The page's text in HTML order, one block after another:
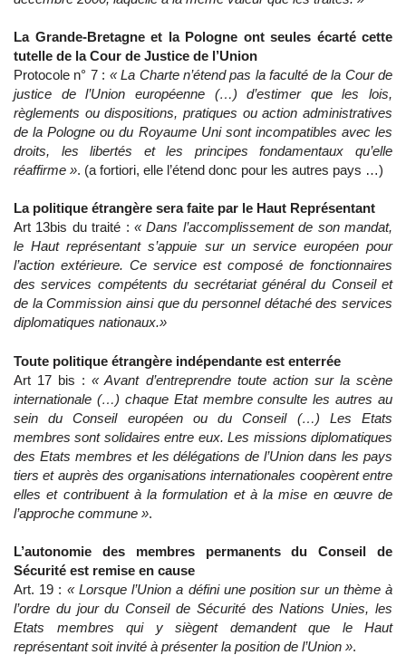
La Grande-Bretagne et la Pologne ont seules écarté cette
tutelle de la Cour de Justice de l’Union
Protocole n° 7 : « La Charte n’étend pas la faculté de la Cour de
justice de l’Union européenne (…) d’estimer que les lois,
règlements ou dispositions, pratiques ou action administratives
de la Pologne ou du Royaume Uni sont incompatibles avec les
droits, les libertés et les principes fondamentaux qu’elle
réaffirme ». (a fortiori, elle l’étend donc pour les autres pays …)
La politique étrangère sera faite par le Haut Représentant
Art 13bis du traité : « Dans l’accomplissement de son mandat,
le Haut représentant s’appuie sur un service européen pour
l’action extérieure. Ce service est composé de fonctionnaires
des services compétents du secrétariat général du Conseil et
de la Commission ainsi que du personnel détaché des services
diplomatiques nationaux.»
Toute politique étrangère indépendante est enterrée
Art 17 bis :« Avant d’entreprendre toute action sur la scène
internationale (…) chaque Etat membre consulte les autres au
sein du Conseil européen ou du Conseil (…) Les Etats
membres sont solidaires entre eux. Les missions diplomatiques
des Etats membres et les délégations de l’Union dans les pays
tiers et auprès des organisations internationales coopèrent entre
elles et contribuent à la formulation et à la mise en œuvre de
l’approche commune ».
L’autonomie des membres permanents du Conseil de
Sécurité est remise en cause
Art. 19 : « Lorsque l’Union a défini une position sur un thème à
l’ordre du jour du Conseil de Sécurité des Nations Unies, les
Etats membres qui y siègent demandent que le Haut
représentant soit invité à présenter la position de l’Union ».